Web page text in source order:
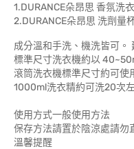
1.DURANCE朵昂思 香氛洗
2.DURANCE朵昂思 洗劑量
成分溫和手洗、機洗皆可。
標準尺寸洗衣機約以
滾筒洗衣機標準尺寸約可使
1000ml洗衣精約可洗20次
使用方式一般使用方法
保存方法請置於陰涼處請勿
溫馨提醒